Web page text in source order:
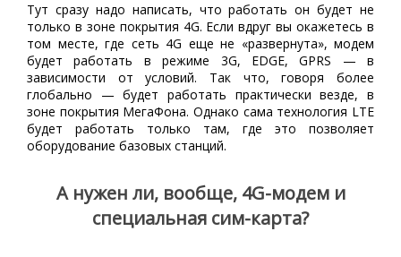
Тут сразу надо написать, что работать он будет не
только в зоне покрытия 4G. Если вдруг вы окажетесь в
том месте, где сеть 4G еще не «развернута», модем
будет работать в режиме 3G, EDGE, GPRS — в
зависимости от условий. Так что, говоря более
глобально — будет работать практически везде, в
зоне покрытия МегаФона. Однако сама технология LTE
будет работать только там, где это позволяет
оборудование базовых станций.
А нужен ли, вообще, 4G-модем и
специальная сим-карта?